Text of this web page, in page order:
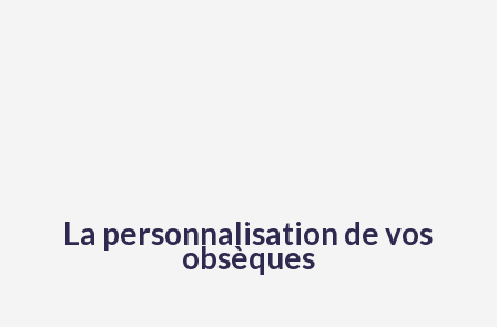
La personnalisation de vos
obsèques